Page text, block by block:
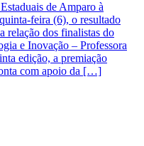
de Amparo à
feira (6), o resultado
relação dos finalistas do
e Inovação – Professora
edição, a premiação
com apoio da […]